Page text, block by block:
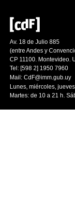
Av. 18 de Julio 885
(entre Andes y
CP 11100. Montevideo.
Tel: [598 2] 1950 7960
Mail: CdF@imm.gub.uy
Lunes, miércoles,
Martes: de 10 a 21 h.